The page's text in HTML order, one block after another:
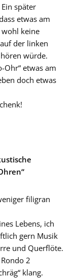
später
etwas am
keine
der linken
würde.
Ohr“ etwas am
doch etwas
filigran
Lebens, ich
gern Musik
und Querflöte.
2
klang.